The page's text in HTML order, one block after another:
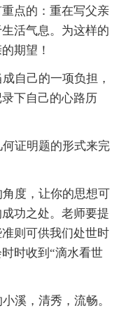
点的：重在写父亲
活气息。为这样的
期望！
自己的一项负担，
下自己的心路历
证明题的形式来完
度，让你的思想可
功之处。老师要提
则可供我们处世时
时收到“滴水看世
溪，清秀，流畅。